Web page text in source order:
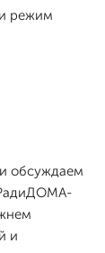
режим
обсуждаем
РадиДОМА-
и